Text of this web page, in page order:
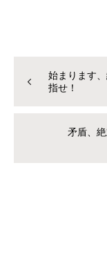
始まります
指せ！
矛盾、